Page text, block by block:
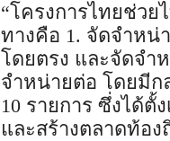
“โครงการไทยช่ว
ทางคือ 1. จัดจำห
โดยตรง และจัดจำ
จำหน่ายต่อ โดยมี
10 รายการ ซึ่งได้ตั้
และสร้างตลาดท้อ